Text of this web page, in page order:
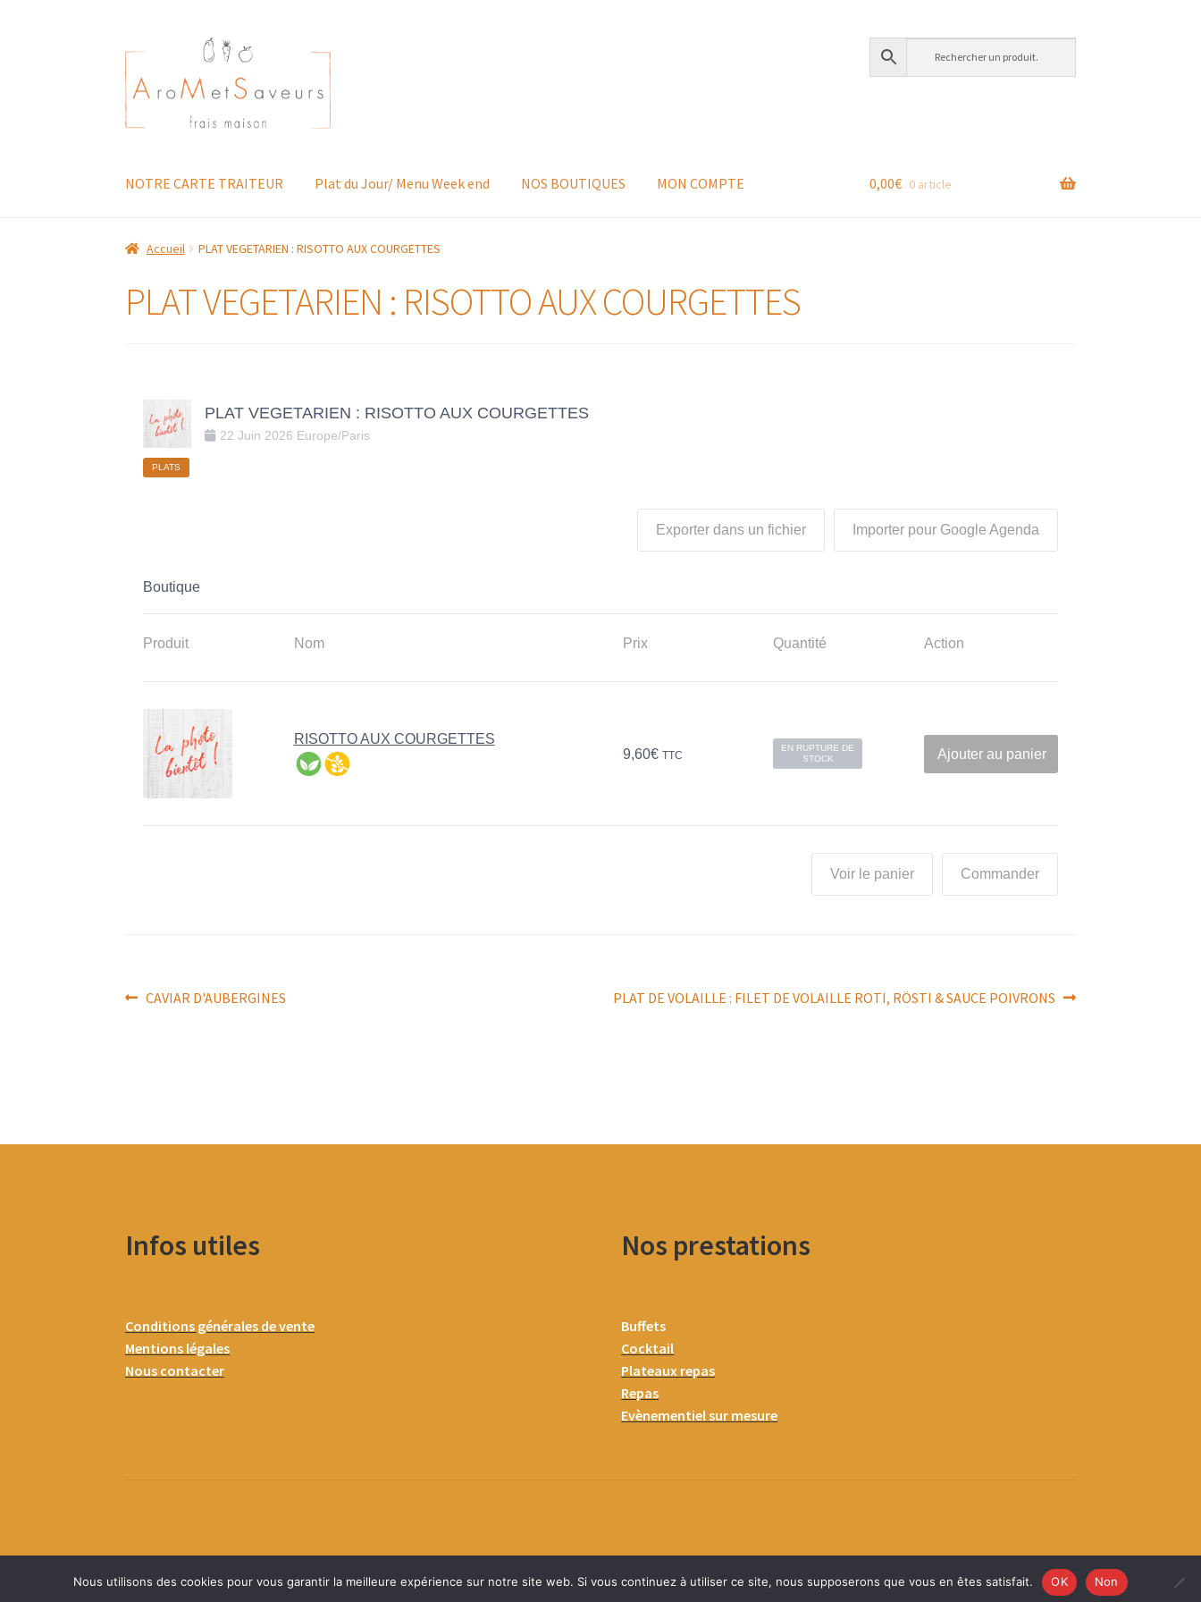
Aller
à
la
navigation
Aller
au
contenu
NOTRE CARTE TRAITEUR Plat du Jour/ Menu Week end NOS BOUTIQUES MON COMPTE 0,00€ 0 article
Accueil PLAT VEGETARIEN : RISOTTO AUX COURGETTES
PLAT VEGETARIEN : RISOTTO AUX COURGETTES
PLAT VEGETARIEN : RISOTTO AUX COURGETTES
22 Juin 2026 Europe/Paris
PLATS
Exporter dans un fichier Importer pour Google Agenda
Boutique
Produit Nom Prix Quantité Action
RISOTTO AUX COURGETTES
9,60€ TTC
EN RUPTURE DE
STOCK
Ajouter au panier
Commander
Voir le panier
Navigation
Article
CAVIAR D'AUBERGINES
Article
PLAT DE VOLAILLE : FILET DE VOLAILLE ROTI, RÖSTI & SAUCE POIVRONS
Infos utiles
Conditions générales de vente
Mentions légales
Nous contacter
Nos prestations
Buffets
Cocktail
Plateaux repas
Repas
Evènementiel sur mesure
Nous utilisons des cookies pour vous garantir la meilleure expérience sur notre site web. Si vous continuez à utiliser ce site, nous supposerons que vous en êtes satisfait. OK Non